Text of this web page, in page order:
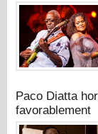
Paco Diatta
favorablement